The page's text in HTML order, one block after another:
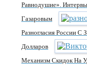
Равнодушие».
Газаровым
Разногласия России
Долларов
Механизм Скидок На